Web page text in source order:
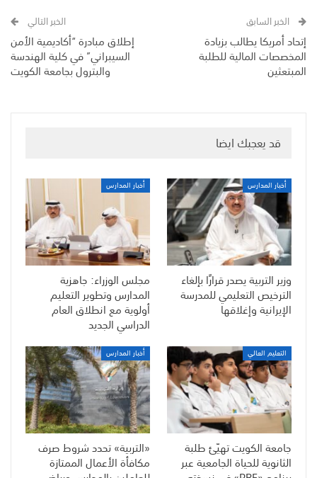
الخبر السابق
إتحاد أمريكا يطالب بزيادة
المخصصات المالية للطلبة
المبتعثين
الخبر التالي
إطلاق مبادرة “أكاديمية الأمن
السيبراني” في كلية الهندسة
والبترول بجامعة الكويت
قد يعجبك ايضا
أخبار المدارس
وزير التربية يصدر قرارًا بإلغاء
الترخيص التعليمي للمدرسة
الإيرانية وإغلاقها
أخبار المدارس
مجلس الوزراء: جاهزية
المدارس وتطوير التعليم
أولوية مع انطلاق العام
الدراسي الجديد
التعليم العالي
جامعة الكويت تهيّئ طلبة
الثانوية للحياة الجامعية عبر
أخبار المدارس
«التربية» تحدد شروط صرف
مكافأة الأعمال الممتازة